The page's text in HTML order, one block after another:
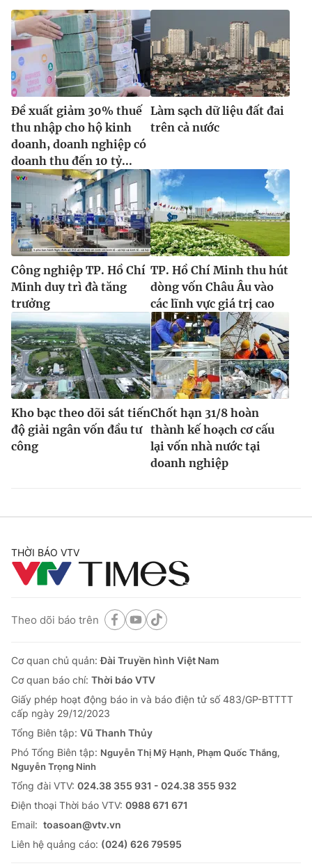
Đề xuất giảm 30% thuế
thu nhập cho hộ kinh
doanh, doanh nghiệp có
doanh thu đến 10 tỷ...
Làm sạch dữ liệu đất đai
trên cả nước
Công nghiệp TP. Hồ Chí
Minh duy trì đà tăng
trưởng
TP. Hồ Chí Minh thu hút
dòng vốn Châu Âu vào
các lĩnh vực giá trị cao
Kho bạc theo dõi sát tiến
độ giải ngân vốn đầu tư
công
Chốt hạn 31/8 hoàn
thành kế hoạch cơ cấu
lại vốn nhà nước tại
doanh nghiệp
THỜI BÁO VTV
Theo dõi báo trên
Cơ quan chủ quản:Đài Truyền hình Việt Nam
Cơ quan báo chí: Thời báo VTV
Giấy phép hoạt động báo in và báo điện tử số 483/GP-BTTTT
cấp ngày 29/12/2023
Tổng Biên tập: Vũ Thanh Thủy
Phó Tổng Biên tập: Nguyễn Thị Mỹ Hạnh, Phạm Quốc Thắng,
Nguyễn Trọng Ninh
Tổng đài VTV: 024.38 355 931 - 024.38 355 932
Ðiện thoại Thời báo VTV: 0988 671 671
Email: toasoan@vtv.vn
Liên hệ quảng cáo: (024) 626 79595